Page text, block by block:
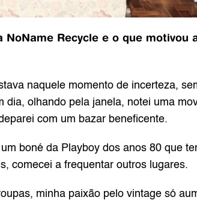
NoName Recycle e o que motivou
naquele momento de incerteza,
olhando pela janela, notei uma
com um bazar beneficente.
boné da Playboy dos anos 80 que
comecei a frequentar outros lugares.
minha paixão pelo vintage só